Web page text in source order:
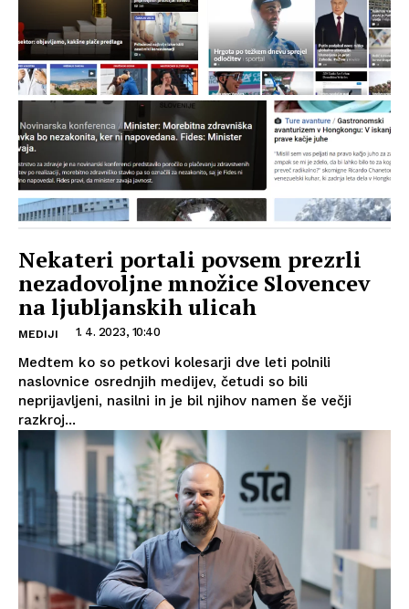
Nekateri portali povsem prezrli
nezadovoljne množice Slovencev
na ljubljanskih ulicah
MEDIJI 1. 4. 2023, 10:40
Medtem ko so petkovi kolesarji dve leti polnili
naslovnice osrednjih medijev, četudi so bili
neprijavljeni, nasilni in je bil njihov namen še večji
razkroj...